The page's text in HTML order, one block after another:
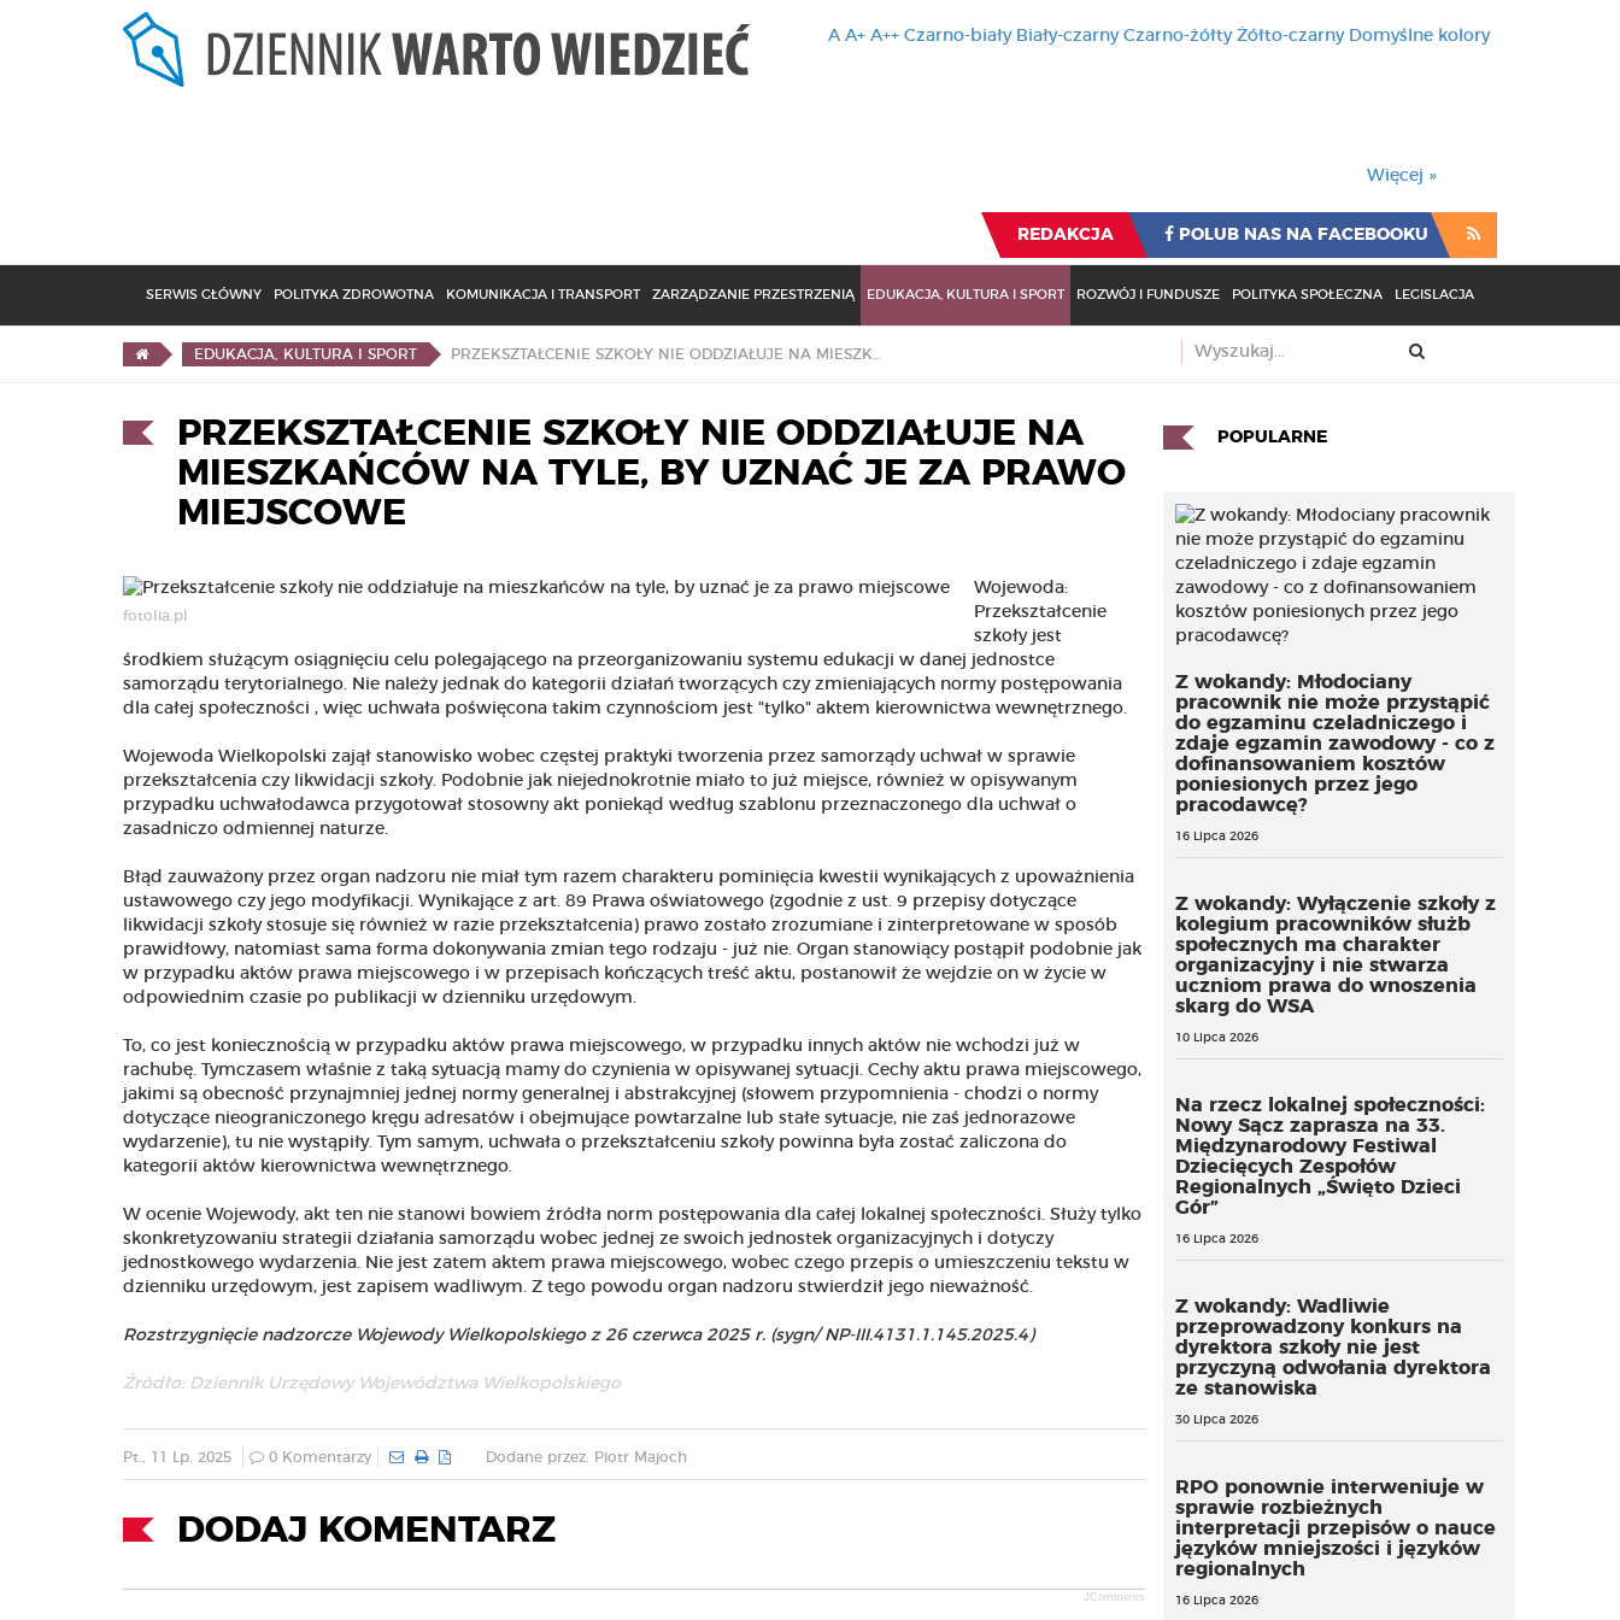
A A+ A++ Czarno-biały Biały-czarny Czarno-żółty Żółto-czarny Domyślne kolory
Więcej »
REDAKCJA POLUB NAS NA FACEBOOKU
SERWIS GŁÓWNY POLITYKA ZDROWOTNA KOMUNIKACJA I TRANSPORT ZARZĄDZANIE PRZESTRZENIĄ EDUKACJA, KULTURA I SPORT ROZWÓJ I FUNDUSZE POLITYKA SPOŁECZNA LEGISLACJA
EDUKACJA, KULTURA I SPORT
PRZEKSZTAŁCENIE SZKOŁY NIE ODDZIAŁUJE NA
MIESZKAŃCÓW NA TYLE, BY UZNAĆ JE ZA PRAWO
MIEJSCOWE
fotolia.pl
Wojewoda:
Przekształcenie
szkoły jest
środkiem służącym osiągnięciu celu polegającego na przeorganizowaniu systemu edukacji w danej jednostce
samorządu terytorialnego. Nie należy jednak do kategorii działań tworzących czy zmieniających normy postępowania
dla całej społeczności , więc uchwała poświęcona takim czynnościom jest "tylko" aktem kierownictwa wewnętrznego.
Wojewoda Wielkopolski zajął stanowisko wobec częstej praktyki tworzenia przez samorządy uchwał w sprawie
przekształcenia czy likwidacji szkoły. Podobnie jak niejednokrotnie miało to już miejsce, również w opisywanym
przypadku uchwałodawca przygotował stosowny akt poniekąd według szablonu przeznaczonego dla uchwał o
zasadniczo odmiennej naturze.
Błąd zauważony przez organ nadzoru nie miał tym razem charakteru pominięcia kwestii wynikających z upoważnienia
ustawowego czy jego modyfikacji. Wynikające z art. 89 Prawa oświatowego (zgodnie z ust. 9 przepisy dotyczące
likwidacji szkoły stosuje się również w razie przekształcenia) prawo zostało zrozumiane i zinterpretowane w sposób
prawidłowy, natomiast sama forma dokonywania zmian tego rodzaju - już nie. Organ stanowiący postąpił podobnie jak
w przypadku aktów prawa miejscowego i w przepisach kończących treść aktu, postanowił że wejdzie on w życie w
odpowiednim czasie po publikacji w dzienniku urzędowym.
To, co jest koniecznością w przypadku aktów prawa miejscowego, w przypadku innych aktów nie wchodzi już w
rachubę. Tymczasem właśnie z taką sytuacją mamy do czynienia w opisywanej sytuacji. Cechy aktu prawa miejscowego,
jakimi są obecność przynajmniej jednej normy generalnej i abstrakcyjnej (słowem przypomnienia - chodzi o normy
dotyczące nieograniczonego kręgu adresatów i obejmujące powtarzalne lub stałe sytuacje, nie zaś jednorazowe
wydarzenie), tu nie wystąpiły. Tym samym, uchwała o przekształceniu szkoły powinna była zostać zaliczona do
kategorii aktów kierownictwa wewnętrznego.
W ocenie Wojewody, akt ten nie stanowi bowiem źródła norm postępowania dla całej lokalnej społeczności. Służy tylko
skonkretyzowaniu strategii działania samorządu wobec jednej ze swoich jednostek organizacyjnych i dotyczy
jednostkowego wydarzenia. Nie jest zatem aktem prawa miejscowego, wobec czego przepis o umieszczeniu tekstu w
dzienniku urzędowym, jest zapisem wadliwym. Z tego powodu organ nadzoru stwierdził jego nieważność.
Rozstrzygnięcie nadzorcze Wojewody Wielkopolskiego z 26 czerwca 2025 r. (sygn/ NP-III.4131.1.145.2025.4)
Źródło: Dziennik Urzędowy Województwa Wielkopolskiego
Pt., 11 Lp. 2025 0 Komentarzy Dodane przez: Piotr Majoch
DODAJ KOMENTARZ
JComments
POPULARNE
Z wokandy: Młodociany
pracownik nie może przystąpić
do egzaminu czeladniczego i
zdaje egzamin zawodowy - co z
dofinansowaniem kosztów
poniesionych przez jego
pracodawcę?
16 Lipca 2026
Z wokandy: Wyłączenie szkoły z
kolegium pracowników służb
społecznych ma charakter
organizacyjny i nie stwarza
uczniom prawa do wnoszenia
skarg do WSA
10 Lipca 2026
Na rzecz lokalnej społeczności:
Nowy Sącz zaprasza na 33.
Międzynarodowy Festiwal
Dziecięcych Zespołów
Regionalnych „Święto Dzieci
Gór”
16 Lipca 2026
Z wokandy: Wadliwie
przeprowadzony konkurs na
dyrektora szkoły nie jest
przyczyną odwołania dyrektora
ze stanowiska
30 Lipca 2026
RPO ponownie interweniuje w
sprawie rozbieżnych
interpretacji przepisów o nauce
języków mniejszości i języków
regionalnych
16 Lipca 2026